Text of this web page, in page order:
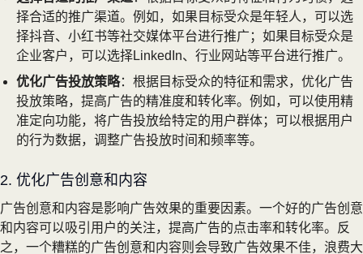
择合适的推广渠道。例如，如果目标受众是年轻人，可以选
择抖音、小红书等社交媒体平台进行推广；如果目标受众是
企业客户，可以选择LinkedIn、行业网站等平台进行推广。
优化广告投放策略：根据目标受众的特征和需求，优化广告
投放策略，提高广告的精准度和转化率。例如，可以使用精
准定向功能，将广告投放给特定的用户群体；可以根据用户
的行为数据，调整广告投放时间和频率等。
2. 优化广告创意和内容
广告创意和内容是影响广告效果的重要因素。一个好的广告创意
和内容可以吸引用户的关注，提高广告的点击率和转化率。反
之，一个糟糕的广告创意和内容则会导致广告效果不佳，浪费大